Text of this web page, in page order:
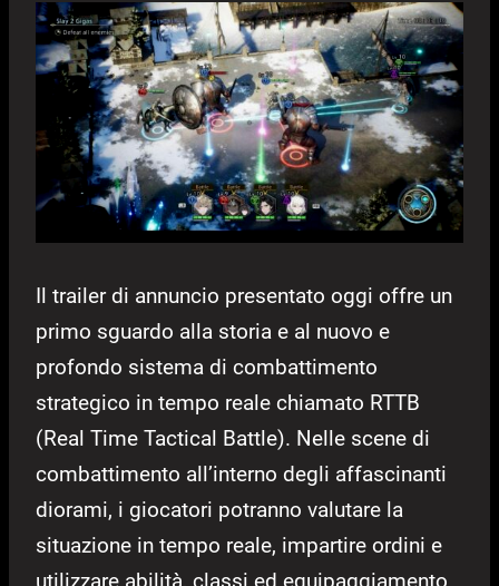
Il trailer di annuncio presentato oggi offre un
primo sguardo alla storia e al nuovo e
profondo sistema di combattimento
strategico in tempo reale chiamato RTTB
(Real Time Tactical Battle). Nelle scene di
combattimento all’interno degli affascinanti
diorami, i giocatori potranno valutare la
situazione in tempo reale, impartire ordini e